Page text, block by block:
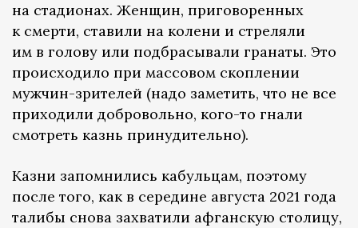
на стадионах. Женщин, приговоренных
к смерти, ставили на колени и стреляли
им в голову или подбрасывали гранаты. Это
происходило при массовом скоплении
мужчин-зрителей (надо заметить, что не все
приходили добровольно, кого-то гнали
смотреть казнь принудительно).
Казни запомнились кабульцам, поэтому
после того, как в середине августа 2021 года
талибы снова захватили афганскую столицу,